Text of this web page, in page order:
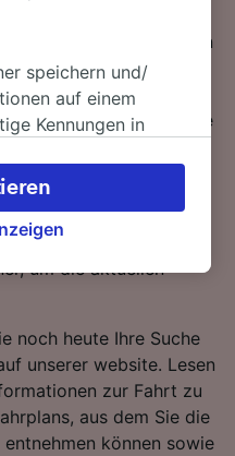
Trier Hbf 1-mal
Zugverbindungen
Auf dieser Strecke
IC Züge, die
komfortablen Service
Trier Hbf sind in der
buchen, als wenn
Starten Sie eine
um die aktuellen
noch heute Ihre Suche
unserer website. Lesen
zur Fahrt zu
aus dem Sie die
können sowie
speichern und/
auf einem
Kennungen in
Präferenzen
einschließlich
bei berechtigtem
Seite der
Präferenzen
signalisiert und
Surfdaten. Ihre
Zwecke
gebeten haben, Ihr